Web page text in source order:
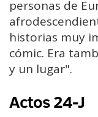
personas de
historias muy
cómic. Era
y un lugar".
Actos 24-J